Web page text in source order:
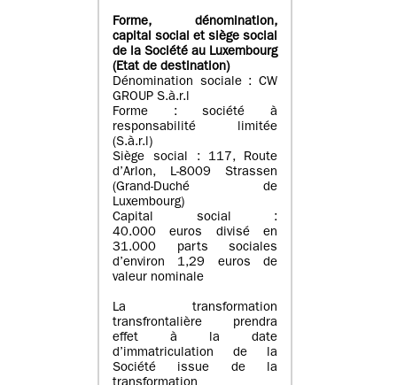
Forme, dénomination,
capital social et siège social
de la Société au Luxembourg
(Etat de destination)
Dénomination sociale : CW
GROUP S.à.r.l
Forme : société à
responsabilité limitée
(S.à.r.l)
Siège social : 117, Route
d’Arlon, L-8009 Strassen
(Grand-Duché de
Luxembourg)
Capital social :
40.000 euros divisé en
31.000 parts sociales
d’environ 1,29 euros de
valeur nominale
La transformation
transfrontalière prendra
effet à la date
d’immatriculation de la
Société issue de la